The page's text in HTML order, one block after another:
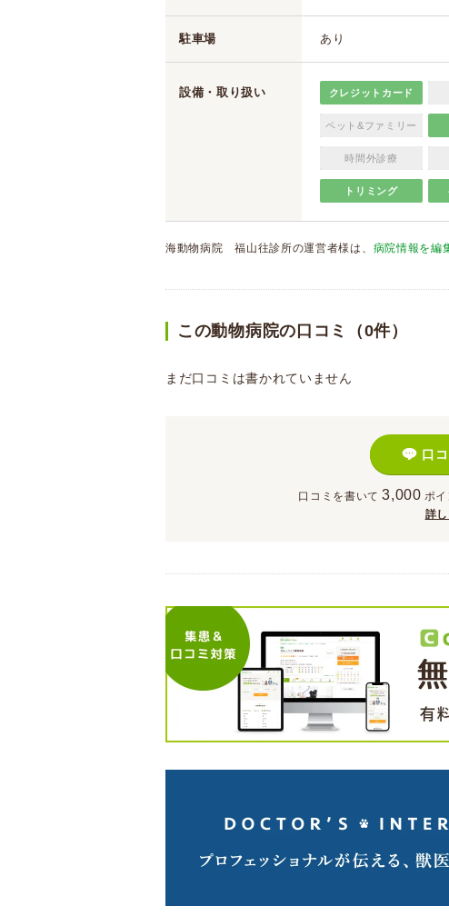
駐車場 あり
設備・取り扱い クレジットカード
ペット&ファミリー
時間外診療
トリミング
海動物病院 福山往診所の運営者様は、 病院情報を編
この動物病院の口コミ（0件）
まだ口コミは書かれていません
口
口コミを書いて 3,000 ポイ
詳